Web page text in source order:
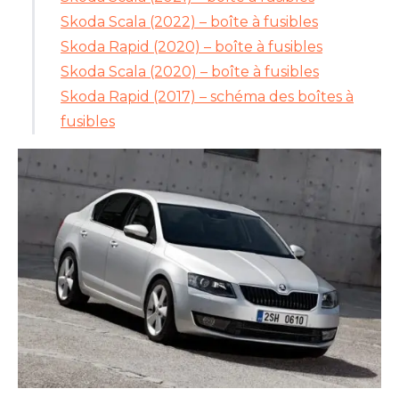
Skoda Scala (2022) – boîte à fusibles
Skoda Rapid (2020) – boîte à fusibles
Skoda Scala (2020) – boîte à fusibles
Skoda Rapid (2017) – schéma des boîtes à
fusibles